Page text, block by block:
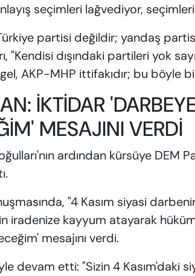
seçimleri lağvediyor,
partisi değildir; yandaş
"Kendisi dışındaki partileri yok
AKP-MHP ittifakıdır; bu böyle
İKTİDAR
MESAJINI VERDİ
ardından kürsüye DEM
"4 Kasım siyasi
iradenize kayyum atayarak
mesajını verdi.
devam etti: "Sizin 4 Kasım'daki